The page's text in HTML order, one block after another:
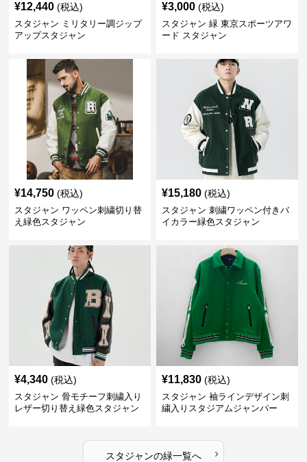
¥12,440 (税込)
スタジャン ミリタリー調ジップ
アップスタジャン
¥3,000 (税込)
スタジャン 緑 東京スポーツアワ
ード スタジャン
¥14,750 (税込)
スタジャン ワッペン刺繍切り替
え緑色スタジャン
¥15,180 (税込)
スタジャン 刺繍ワッペン付きバ
イカラー緑色スタジャン
¥4,340 (税込)
スタジャン 骨モチーフ刺繍入り
レザー切り替え緑色スタジャン
¥11,830 (税込)
スタジャン 袖ラインデザイン刺
繍入りスタジアムジャンパー
スタジャンの緑一覧へ ›